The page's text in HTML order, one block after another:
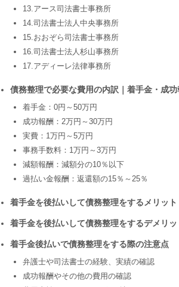
13.アース司法書士事務所
14.司法書士法人中央事務所
15.おおぞら司法書士事務所
16.司法書士法人杉山事務所
17.アディーレ法律事務所
債務整理で必要な費用の内訳｜着手金・成
着手金：0円～50万円
成功報酬：2万円～30万円
実費：1万円～5万円
事務手数料：1万円～3万円
減額報酬：減額分の10％以下
過払い金報酬：返還額の15％～25％
着手金を後払いして債務整理をするメリット
着手金を後払いして債務整理をするデメリッ
着手金後払いで債務整理をする際の注意点
弁護士や司法書士の経験、実績の確認
成功報酬やその他の費用の確認